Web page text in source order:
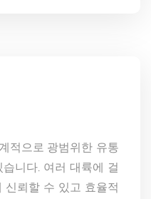
적으로 광범위한 유통
니다. 여러 대륙에 걸
신뢰할 수 있고 효율적